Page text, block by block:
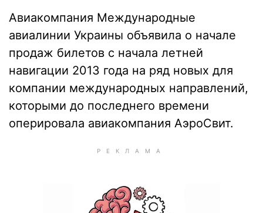
Авиакомпания Международные
авиалинии Украины объявила о начале
продаж билетов с начала летней
навигации 2013 года на ряд новых для
компании международных направлений,
которыми до последнего времени
оперировала авиакомпания АэроСвит.